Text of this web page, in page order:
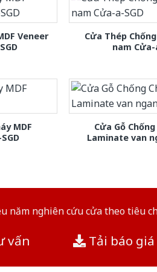
Veneer
Cửa Thép
nam Cửa-
MDF
Cửa Gỗ
Laminate van
năm nghiên cứu cửa theo tiêu
vấn Tải báo